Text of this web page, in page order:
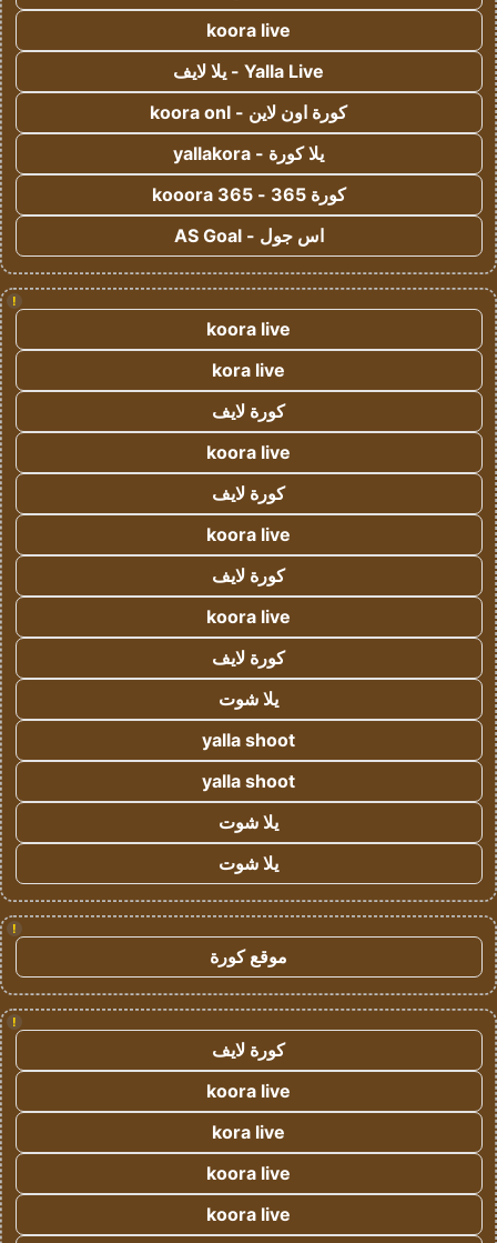
koora live
Yalla Live - يلا لايف
كورة اون لاين - koora onl
يلا كورة - yallakora
كورة 365 - kooora 365
اس جول - AS Goal
!
koora live
kora live
كورة لايف
koora live
كورة لايف
koora live
كورة لايف
koora live
كورة لايف
يلا شوت
yalla shoot
yalla shoot
يلا شوت
يلا شوت
!
موقع كورة
!
كورة لايف
koora live
kora live
koora live
koora live